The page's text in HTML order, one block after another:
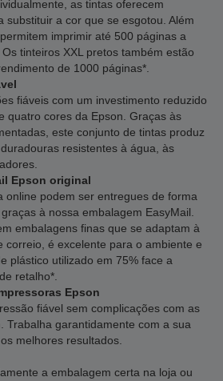
as tintas oferecem
substituir a cor que se esgotou. Além
imprimir até 500 páginas a
tinteiros XXL pretos também estão
de 1000 páginas*.
fiáveis com um investimento reduzido
quatro cores da Epson. Graças às
este conjunto de tintas produz
resistentes à água, às
Epson original
online podem ser entregues de forma
à nossa embalagem EasyMail.
embalagens finas que se adaptam à
correio, é excelente para o ambiente e
plástico utilizado em 75% face a
retalho*.
Epson
fiável sem complicações com as
Trabalha garantidamente com a sua
melhores resultados.
a embalagem certa na loja ou